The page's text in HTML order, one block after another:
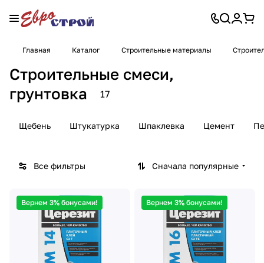
Главная Каталог Строительные материалы
Строительные смеси,
грунтовка
17
Щебень Штукатурка Шпаклевка Цемент
Все фильтры Сначала популярные
Вернем 3% бонусами! Вернем 3% бонусами!